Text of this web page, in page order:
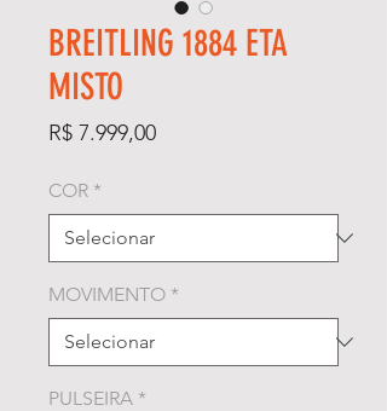
BREITLING 1884 ETA
MISTO
R$ 7.999,00Preço
COR *
MOVIMENTO *
PULSEIRA *